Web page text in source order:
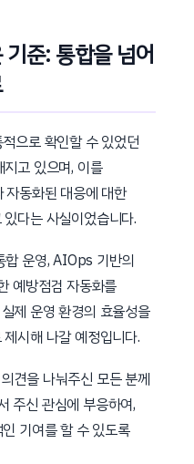
준: 통합을 넘어
으로 확인할 수 있었던
고 있으며, 이를
동화된 대응에 대한
다는 사실이었습니다.
합 운영, AIOps 기반의
예방점검 자동화를
제 운영 환경의 효율성을
시해 나갈 예정입니다.
견을 나눠주신 모든 분께
주신 관심에 부응하여,
기여를 할 수 있도록